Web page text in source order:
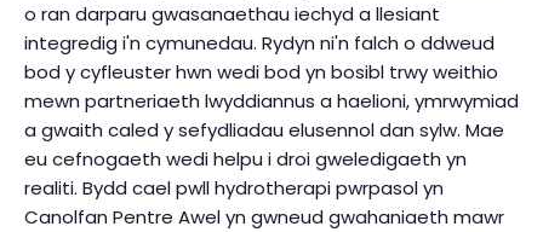
o ran darparu gwasanaethau iechyd a llesiant
integredig i'n cymunedau. Rydyn ni'n falch o ddweud
bod y cyfleuster hwn wedi bod yn bosibl trwy weithio
mewn partneriaeth lwyddiannus a haelioni, ymrwymiad
a gwaith caled y sefydliadau elusennol dan sylw. Mae
eu cefnogaeth wedi helpu i droi gweledigaeth yn
realiti. Bydd cael pwll hydrotherapi pwrpasol yn
Canolfan Pentre Awel yn gwneud gwahaniaeth mawr